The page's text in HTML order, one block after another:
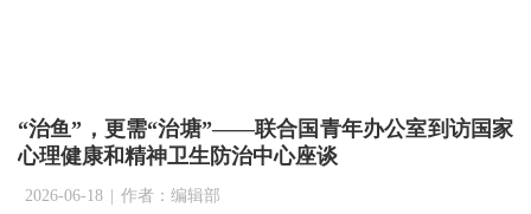
“治鱼”，更需“治塘”——联合国青年办公室到访国家
心理健康和精神卫生防治中心座谈
2026-06-18 | 作者：编辑部